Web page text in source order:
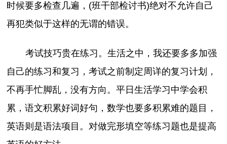
时候要多检查几遍，(班干部检讨书)绝对不允许自己
再犯类似于这样的无谓的错误。
考试技巧贵在练习。生活之中，我还要多多加强
自己的练习和复习，考试之前制定周详的复习计划，
不再手忙脚乱，没有方向。平日生活学习中学会积
累，语文积累好词好句，数学也要多积累难的题目，
英语则是语法项目。对做完形填空等练习题也是提高